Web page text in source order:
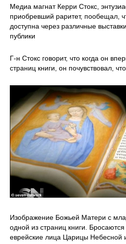
Медиа магнат Керри Стокс,
приобревший раритет, пообещал,
доступна через различные
публики
Г-н Стокс говорит, что когда он
страниц книги, он почувствовал,
Изображение Божьей Матери с
одной из страниц книги.
еврейские лица Царицы Небесной